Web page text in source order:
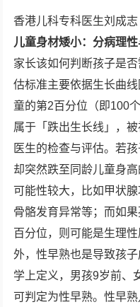
香港儿科专科医生刘成志
儿童身材矮小：分病理
家长该如何判断孩子是
估标准主要依据生长曲
童的第2百分位（即100
属于「跌出生长线」，
医生的检查与评估。若
却突然跌至同龄儿童身
可能性较大，比如甲状
骨骼发育异常等；而如
百分位，则可能是生理
外，性早熟也是导致孩
学上定义，男孩9岁前、
可判定为性早熟。性早